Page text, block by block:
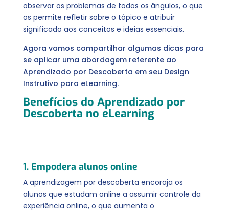
observar os problemas de todos os ângulos, o que
os permite refletir sobre o tópico e atribuir
significado aos conceitos e ideias essenciais.
Agora vamos compartilhar algumas dicas para
se aplicar uma abordagem referente ao
Aprendizado por Descoberta em seu Design
Instrutivo para eLearning.
Benefícios do Aprendizado por
Descoberta no eLearning
1. Empodera alunos online
A aprendizagem por descoberta encoraja os
alunos que estudam online a assumir controle da
experiência online, o que aumenta o